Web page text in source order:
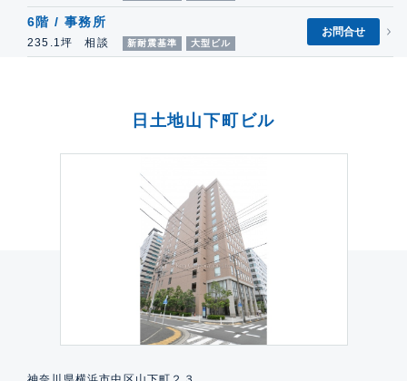
6階 / 事務所
235.1坪 相談 新耐震基準 大型ビル
お問合せ
日土地山下町ビル